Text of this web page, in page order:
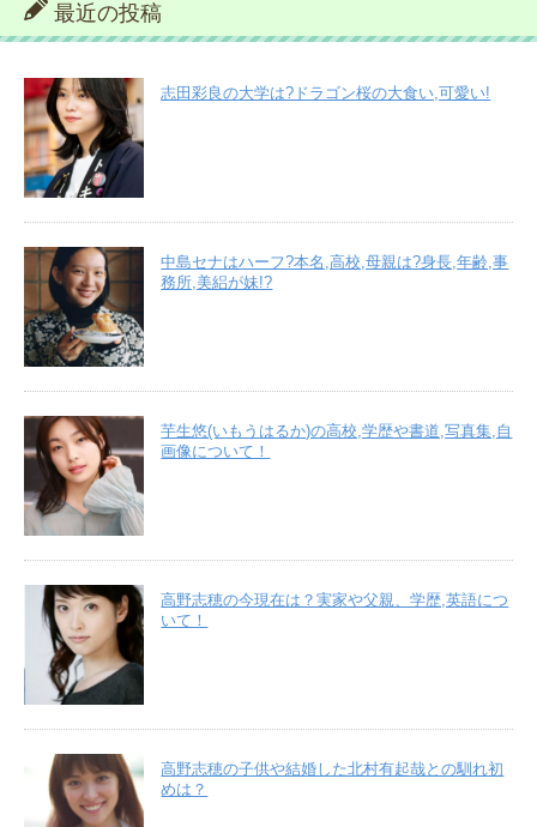
最近の投稿
志田彩良の大学は?ドラゴン桜の大食い,可愛い!
中島セナはハーフ?本名,高校,母親は?身長,年齢,事
務所,美絽が妹!?
芋生悠(いもうはるか)の高校,学歴や書道,写真集,自
画像について！
高野志穂の今現在は？実家や父親、学歴,英語につ
いて！
高野志穂の子供や結婚した北村有起哉との馴れ初
めは？